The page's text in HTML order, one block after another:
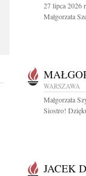
27 lipca 2026
Małgorzata
WARSZAWA
Małgorzata
Siostro!
JACEK